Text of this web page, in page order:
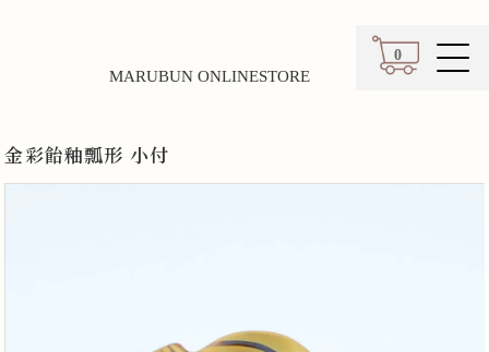
0
カート
MARUBUN ONLINESTORE
金彩飴釉瓢形 小付